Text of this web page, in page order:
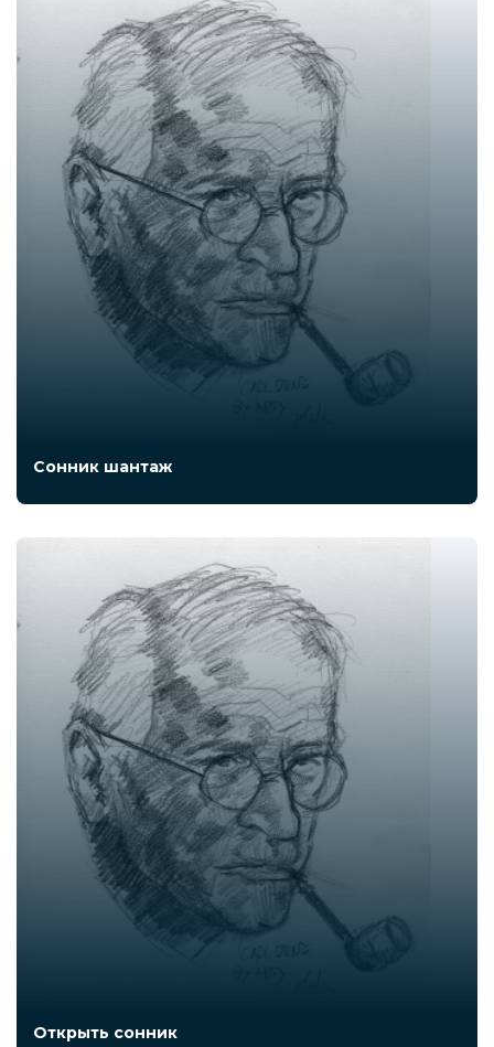
Сонник шантаж
Открыть сонник